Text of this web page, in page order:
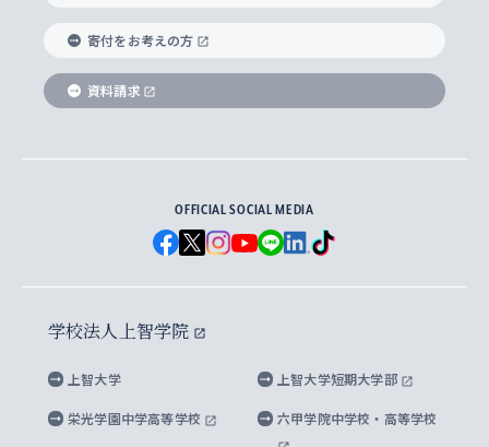
理工学部
Futures） – 持続可能な未来を考える６学科連携
実践宗教学研究科
総合人間科学研究科
経済学研究科
グローバル・スタディーズ研究科
アジア文化研究所
アメリカ・カナダ研究所
メディア・ジャーナリズム研究所
水稀少社会研究センター
先進機械・構造材料イノベーションセンター
就職（内定先）・進路統計
企業の採用ご担当者様へのご案内
Sophia Short-term Program受講生
学費・奨学金
学部入学前に出願する奨学金
国による高等教育の修学支援新制度
大学院生対象の奨学金
海外留学する際の費用と奨学金
上智大学とカトリック
国連Weeks・アフリカWeeks
ダイバーシティ＆サステナビリティへの取り組み
数字で見る上智大学
上智大学のネットワーク
父母・保証人とのネットワーク
学外とのネットワーク
上智大学の出版物
上智大学大学案内・大学院案内
英文広報誌 SOPHIA magazine
上智大学のビジュアル・アイデンティティ
上智大学ビジュアル・アイデンティティ
上智大学校歌 ・上智大学学生歌
上智大学への取材・キャンパスでの撮影について
上智大学の公開情報
上智大学の教育研究活動等の情報公表
キャンパス案内
寄付をお考えの方
資料請求
OFFICIAL SOCIAL MEDIA
学校法人上智学院
上智大学 上智大学短期大学部
栄光学園中学高等学校 六甲学院中学校・高等学校